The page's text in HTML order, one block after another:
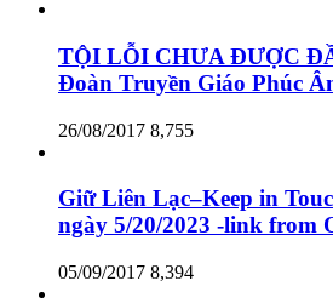
TỘI LỖI CHƯA ĐƯỢC
Đoàn Truyền Giáo Phúc
26/08/2017 8,755
Giữ Liên Lạc–Keep in
ngày 5/20/2023 -link from
05/09/2017 8,394